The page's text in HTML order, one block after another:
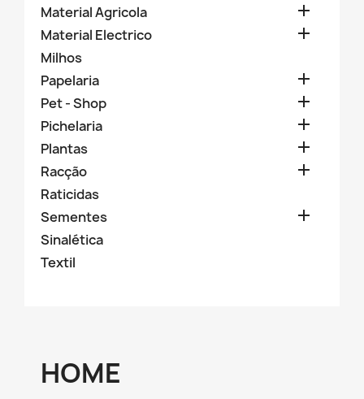
Material Agricola

Material Electrico 
Milhos
Papelaria

Pet - Shop 
Pichelaria 
Plantas 
Racção 
Raticidas
Sementes

Sinalética
Textil
HOME